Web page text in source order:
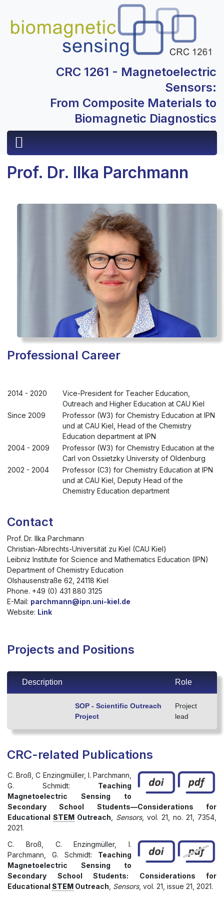
CRC 1261 - Magnetoelectric
Sensors:
From Composite Materials to
Biomagnetic Diagnostics
Prof. Dr. Ilka Parchmann
Professional Career
2014 - 2020
Vice-President for Teacher Education,
Outreach and Higher Education at CAU Kiel
Since 2009
Professor (W3) for Chemistry Education at IPN
und at CAU Kiel, Head of the Chemistry
Education department at IPN
2004 - 2009
Professor (W3) for Chemistry Education at the
Carl von Ossietzky University of Oldenburg
2002 - 2004
Professor (C3) for Chemistry Education at IPN
und at CAU Kiel, Deputy Head of the
Chemistry Education department
Contact
Prof. Dr. Ilka Parchmann
Christian-Albrechts-Universität zu Kiel (CAU Kiel)
Leibniz Institute for Science and Mathematics Education (IPN)
Department of Chemistry Education
Olshausenstraße 62, 24118 Kiel
Phone. +49 (0) 431 880 3125
E-Mail: parchmann@ipn.uni-kiel.de
Website: Link
Projects and Positions
Description Role
SOP - Scientific Outreach
Project
Project
lead
CRC-related Publications
C. Broß, C Enzingmüller, I. Parchmann,
G. Schmidt: Teaching
Magnetoelectric Sensing to
Secondary School Students—Considerations for
Educational STEM Outreach Sensors, vol. 21, no. 21, 7354,
2021.
C. Broß, C. Enzingmüller, I.
Parchmann, G. Schmidt: Teaching
Magnetoelectric Sensing to
Secondary School Students: Considerations for
Educational STEM Outreach Sensors, vol. 21, issue 21, 2021.